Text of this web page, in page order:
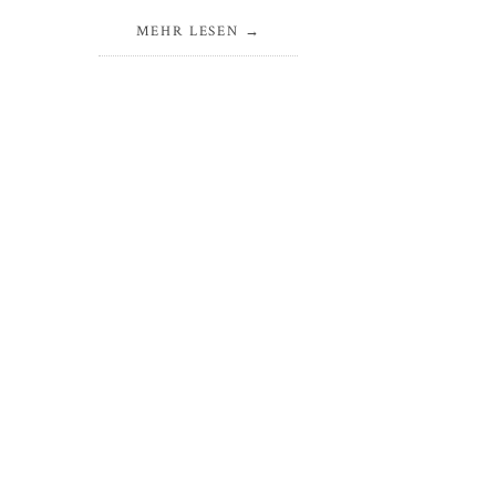
MEHR LESEN